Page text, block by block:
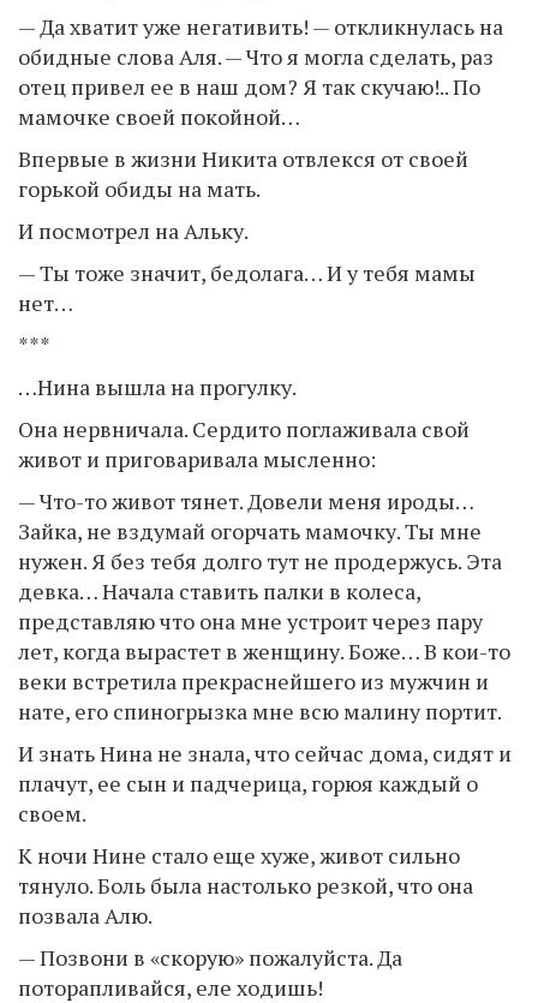
— Да хватит уже негативить! — откликнулась на
обидные слова Аля. — Что я могла сделать, раз
отец привел ее в наш дом? Я так скучаю!.. По
мамочке своей покойной…
Впервые в жизни Никита отвлекся от своей
горькой обиды на мать.
И посмотрел на Альку.
— Ты тоже значит, бедолага… И у тебя мамы
нет…
***
…Нина вышла на прогулку.
Она нервничала. Сердито поглаживала свой
живот и приговаривала мысленно:
— Что-то живот тянет. Довели меня ироды…
Зайка, не вздумай огорчать мамочку. Ты мне
нужен. Я без тебя долго тут не продержусь. Эта
девка… Начала ставить палки в колеса,
представляю что она мне устроит через пару
лет, когда вырастет в женщину. Боже… В кои-то
веки встретила прекраснейшего из мужчин и
нате, его спиногрызка мне всю малину портит.
И знать Нина не знала, что сейчас дома, сидят и
плачут, ее сын и падчерица, горюя каждый о
своем.
К ночи Нине стало еще хуже, живот сильно
тянуло. Боль была настолько резкой, что она
позвала Алю.
— Позвони в «скорую» пожалуйста. Да
поторапливайся, еле ходишь!